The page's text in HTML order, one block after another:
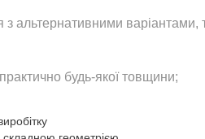
альтернативними варіантами,
будь-якої товщини;